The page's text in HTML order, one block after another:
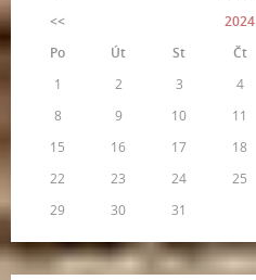
<<
2024
Po
Út St Čt
1
2 3 4
8
9 10 11
15
16 17 18
22
23 24 25
29
30 31